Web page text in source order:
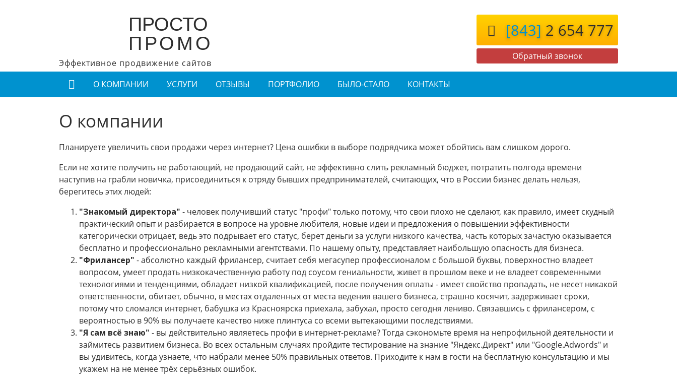
ПРОСТО
ПРОМО
Эффективное продвижение сайтов
[843] 2 654 777
Обратный звонок
О КОМПАНИИ УСЛУГИ ОТЗЫВЫ ПОРТФОЛИО БЫЛО-СТАЛО КОНТАКТЫ
О компании
Планируете увеличить свои продажи через интернет? Цена ошибки в выборе подрядчика может обойтись вам слишком дорого.
Если не хотите получить не работающий, не продающий сайт, не эффективно слить рекламный бюджет, потратить полгода времени
наступив на грабли новичка, присоединиться к отряду бывших предпринимателей, считающих, что в России бизнес делать нельзя,
берегитесь этих людей:
"Знакомый директора" - человек получивший статус "профи" только потому, что свои плохо не сделают, как правило, имеет скудный
практический опыт и разбирается в вопросе на уровне любителя, новые идеи и предложения о повышении эффективности
категорически отрицает, ведь это подрывает его статус, берет деньги за услуги низкого качества, часть которых зачастую оказывается
бесплатно и профессионально рекламными агентствами. По нашему опыту, представляет наибольшую опасность для бизнеса.
"Фрилансер" - абсолютно каждый фрилансер, считает себя мегасупер профессионалом с большой буквы, поверхностно владеет
вопросом, умеет продать низкокачественную работу под соусом гениальности, живет в прошлом веке и не владеет современными
технологиями и тенденциями, обладает низкой квалификацией, после получения оплаты - имеет свойство пропадать, не несет никакой
ответственности, обитает, обычно, в местах отдаленных от места ведения вашего бизнеса, страшно косячит, задерживает сроки,
потому что сломался интернет, бабушка из Красноярска приехала, забухал, просто сегодня лениво. Связавшись с фрилансером, с
вероятностью в 90% вы получаете качество ниже плинтуса со всеми вытекающими последствиями.
"Я сам всё знаю" - вы действительно являетесь профи в интернет-рекламе? Тогда сэкономьте время на непрофильной деятельности и
займитесь развитием бизнеса. Во всех остальным случаях пройдите тестирование на знание "Яндекс.Директ" или "Google.Adwords" и
вы удивитесь, когда узнаете, что набрали менее 50% правильных ответов. Приходите к нам в гости на бесплатную консультацию и мы
укажем на не менее трёх серьёзных ошибок.